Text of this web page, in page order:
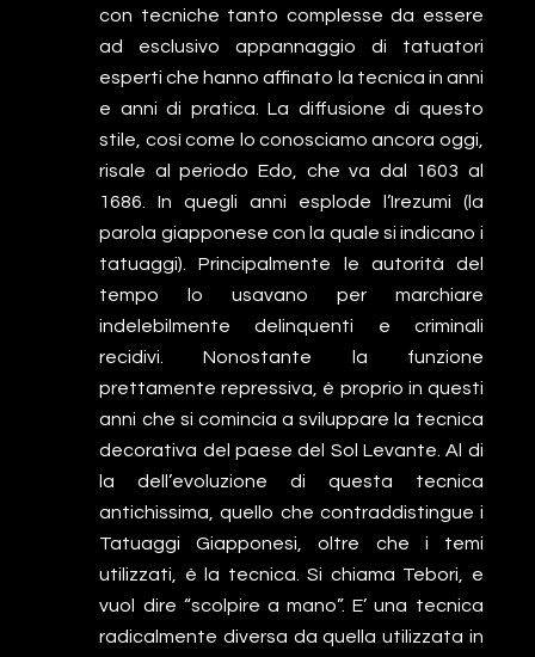
con tecniche tanto complesse da essere
ad esclusivo appannaggio di tatuatori
esperti che hanno affinato la tecnica in anni
e anni di pratica. La diffusione di questo
stile, così come lo conosciamo ancora oggi,
risale al periodo Edo, che va dal 1603 al
1686. In quegli anni esplode l’Irezumi (la
parola giapponese con la quale si indicano i
tatuaggi). Principalmente le autorità del
tempo lo usavano per marchiare
indelebilmente delinquenti e criminali
recidivi. Nonostante la funzione
prettamente repressiva, è proprio in questi
anni che si comincia a sviluppare la tecnica
decorativa del paese del Sol Levante. Al di
la dell’evoluzione di questa tecnica
antichissima, quello che contraddistingue i
Tatuaggi Giapponesi, oltre che i temi
utilizzati, è la tecnica. Si chiama Tebori, e
vuol dire “scolpire a mano”. E’ una tecnica
radicalmente diversa da quella utilizzata in